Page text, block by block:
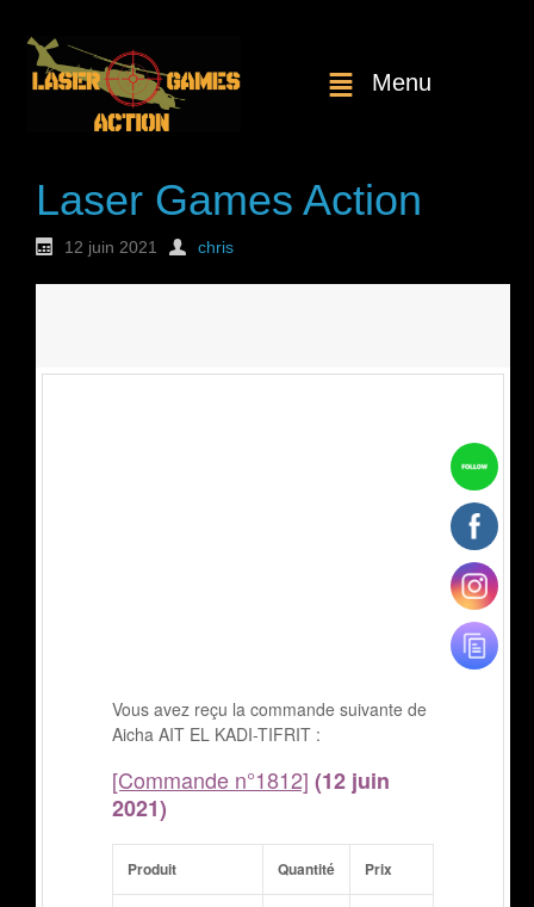
Menu
Laser Games Action
12 juin 2021 chris
Vous avez reçu la commande suivante de
Aicha AIT EL KADI-TIFRIT :
[Commande n°1812] (12 juin
2021)
Produit Quantité Prix